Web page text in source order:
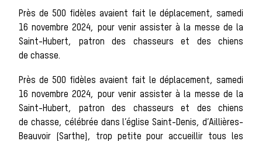
sauvages
Les chiens de
meute
Près de 500 fidèles avaient fait le déplacement, samedi
16 novembre 2024, pour venir assister à la messe de la
Saint-Hubert, patron des chasseurs et des chiens
de chasse.
Près de 500 fidèles avaient fait le déplacement, samedi
16 novembre 2024, pour venir assister à la messe de la
Saint-Hubert, patron des chasseurs et des chiens
de chasse, célébrée dans l’église Saint-Denis, d’Aillières-
Beauvoir (Sarthe), trop petite pour accueillir tous les